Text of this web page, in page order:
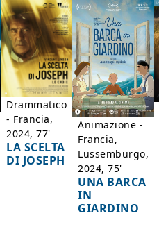
Drammatico
- Francia,
2024, 77'
LA SCELTA
DI JOSEPH
Animazione -
Francia,
Lussemburgo,
2024, 75'
UNA BARCA
IN
GIARDINO